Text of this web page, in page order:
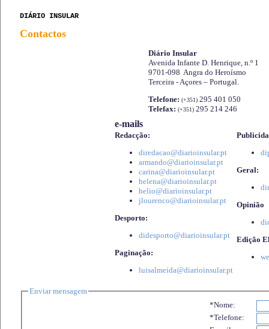
DIÁRIO INSULAR
Contactos
Diário Insular
Avenida Infante D. Henrique, n.º 1
9701-098 Angra do Heroísmo
Terceira - Açores – Portugal.
Telefone: (+351) 295 401 050
Telefax: (+351) 295 214 246
e-mails
Redacção:
diredacao@diarioinsular.pt
armando@diarioinsular.pt
carina@diarioinsular.pt
helena@diarioinsular.pt
helio@diarioinsular.pt
jlourenco@diarioinsular.pt
Desporto:
didesporto@diarioinsular.pt
Paginação:
luisalmeida@diarioinsular.pt
Geral:
Opinião
Edição
Enviar mensagem
*Nome:
*Telefone: